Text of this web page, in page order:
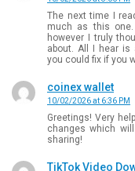
The next time I
much as this
however I truly
about. All I hear is
you could fix if you
coinex wallet
10/02/2026 at 6:36 PM
Greetings! Very
changes which
sharing!
TikTok Video